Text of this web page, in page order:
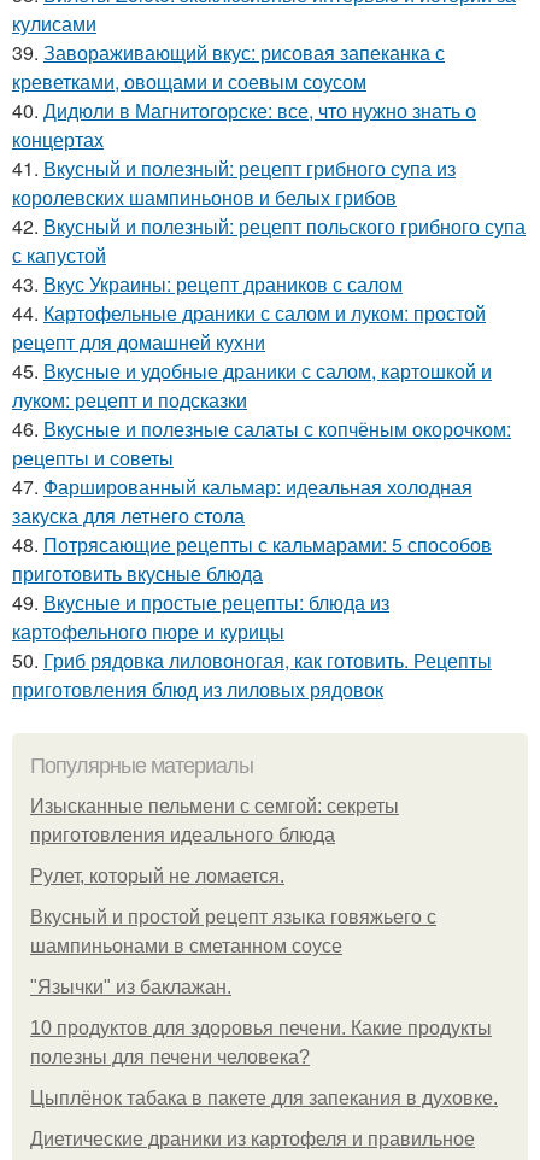
кулисами
39. Завораживающий вкус: рисовая запеканка с
креветками, овощами и соевым соусом
40. Дидюли в Магнитогорске: все, что нужно знать о
концертах
41. Вкусный и полезный: рецепт грибного супа из
королевских шампиньонов и белых грибов
42. Вкусный и полезный: рецепт польского грибного супа
с капустой
43. Вкус Украины: рецепт драников с салом
44. Картофельные драники с салом и луком: простой
рецепт для домашней кухни
45. Вкусные и удобные драники с салом, картошкой и
луком: рецепт и подсказки
46. Вкусные и полезные салаты с копчёным окорочком:
рецепты и советы
47. Фаршированный кальмар: идеальная холодная
закуска для летнего стола
48. Потрясающие рецепты с кальмарами: 5 способов
приготовить вкусные блюда
49. Вкусные и простые рецепты: блюда из
картофельного пюре и курицы
50. Гриб рядовка лиловоногая, как готовить. Рецепты
приготовления блюд из лиловых рядовок
Популярные материалы
Изысканные пельмени с семгой: секреты
приготовления идеального блюда
Рулет, который не ломается.
Вкусный и простой рецепт языка говяжьего с
шампиньонами в сметанном соусе
"Язычки" из баклажан.
10 продуктов для здоровья печени. Какие продукты
полезны для печени человека?
Цыплёнок табака в пакете для запекания в духовке.
Диетические драники из картофеля и правильное